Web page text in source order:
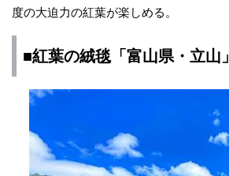
度の大迫力の紅葉が楽しめる。
■紅葉の絨毯「富山県・立山」